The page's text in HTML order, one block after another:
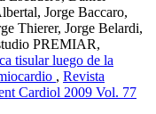
Jorge Baccaro,
Thierer, Jorge Belardi,
PREMIAR,
tisular luego de la
, Revista
Cardiol 2009 Vol. 77